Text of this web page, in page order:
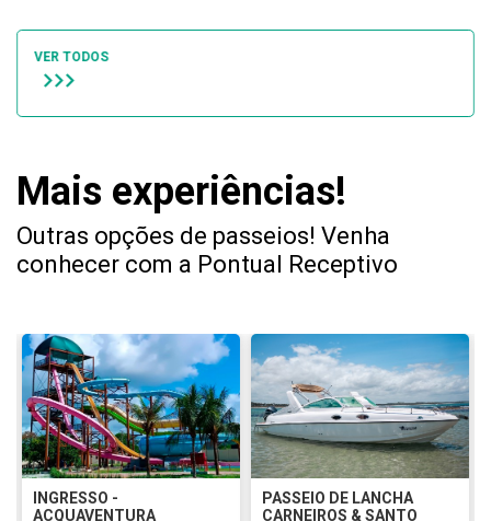
VER TODOS
navigate_next
navigate_next
navigate_next
Mais experiências!
Outras opções de passeios! Venha
conhecer com a Pontual Receptivo
INGRESSO -
ACQUAVENTURA
PASSEIO DE LANCHA
CARNEIROS & SANTO